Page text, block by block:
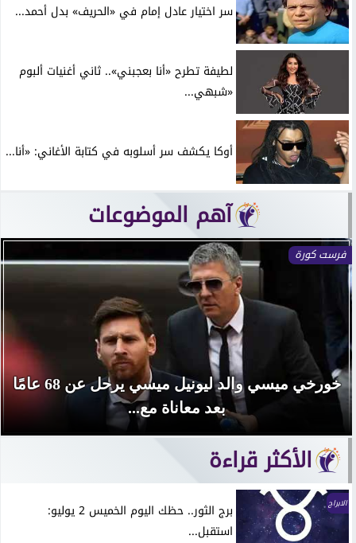
سر اختيار عادل إمام في «الحريف» بدل أحمد...
لطيفة تطرح «أنا بعجبني».. ثاني أغنيات ألبوم
«شبهي...
أوكا يكشف سر أسلوبه في كتابة الأغاني: «أنا...
آهم الموضوعات
فرست كورة
خورخي ميسي والد ليونيل ميسي يرحل عن 68 عامًا
بعد معاناة مع...
الأكثر قراءة
الابراج
برج الثور.. حظك اليوم الخميس 2 يوليو:
استقبل...